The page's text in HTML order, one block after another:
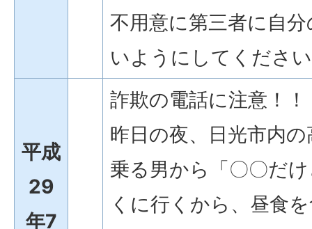
不用意に第三者に自
いようにしてくださ
平成
29
年7
詐欺の電話に注意！！
昨日の夜、日光市内
乗る男から「〇〇だ
くに行くから、昼食